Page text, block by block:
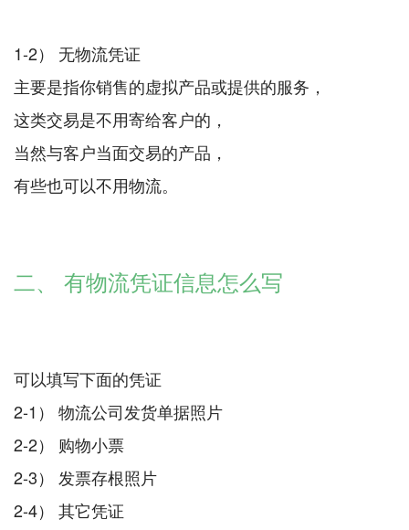
1-2） 无物流凭证
主要是指你销售的虚拟产品或提供的服务，
这类交易是不用寄给客户的，
当然与客户当面交易的产品，
有些也可以不用物流。
二、 有物流凭证信息怎么写
可以填写下面的凭证
2-1） 物流公司发货单据照片
2-2） 购物小票
2-3） 发票存根照片
2-4） 其它凭证